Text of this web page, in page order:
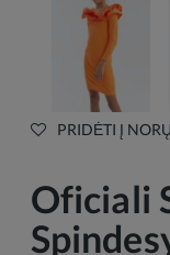
PRIDĖTI Į
Oficiali